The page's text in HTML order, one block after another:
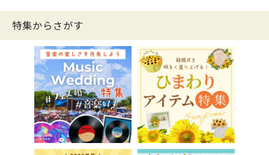
特集からさがす